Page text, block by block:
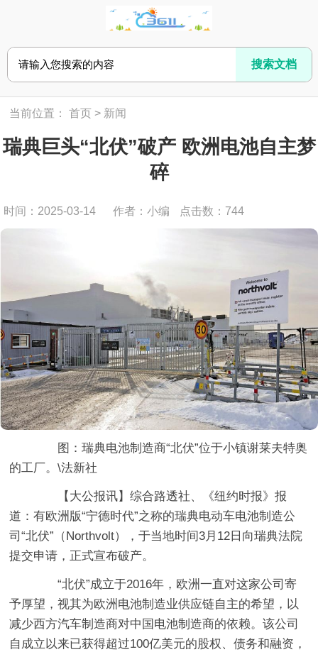
当前位置：首页 > 新闻
瑞典巨头“北伏”破产 欧洲电池自主梦
碎
时间：2025-03-14 作者：小编 点击数： 744
图：瑞典电池制造商“北伏”位于小镇谢莱夫特奥
的工厂。\法新社
【大公报讯】综合路透社、《纽约时报》报
道：有欧洲版“宁德时代”之称的瑞典电动车电池制造公
司“北伏”（Northvolt），于当地时间3月12日向瑞典法院
提交申请，正式宣布破产。
“北伏”成立于2016年，欧洲一直对这家公司寄
予厚望，视其为欧洲电池制造业供应链自主的希望，以
减少西方汽车制造商对中国电池制造商的依赖。该公司
自成立以来已获得超过100亿美元的股权、债务和融资，